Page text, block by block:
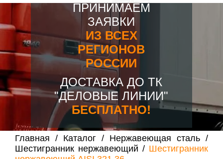
ПРИНИМАЕМ
ЗАЯВКИ
ИЗ ВСЕХ
РЕГИОНОВ
РОССИИ
ДОСТАВКА ДО ТК
"ДЕЛОВЫЕ ЛИНИИ"
БЕСПЛАТНО!
Главная / Каталог / Нержавеющая сталь /
Шестигранник нержавеющий / Шестигранник